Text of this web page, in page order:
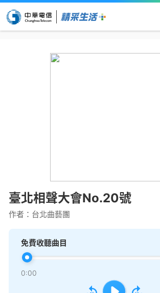
臺北相聲大會No.20號
作者： 台北曲藝團
免費收聽曲目
0:00